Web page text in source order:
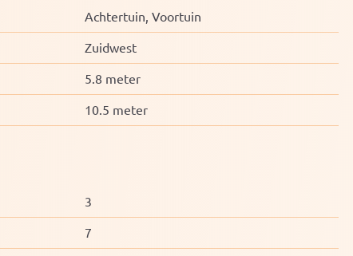
Achtertuin, Voortuin
Zuidwest
5.8 meter
10.5 meter
3
7